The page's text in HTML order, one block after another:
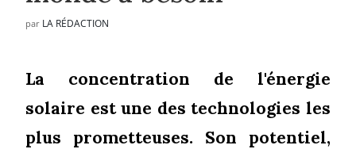
par LA RÉDACTION
La concentration de l'énergie
solaire est une des technologies les
plus prometteuses. Son potentiel,